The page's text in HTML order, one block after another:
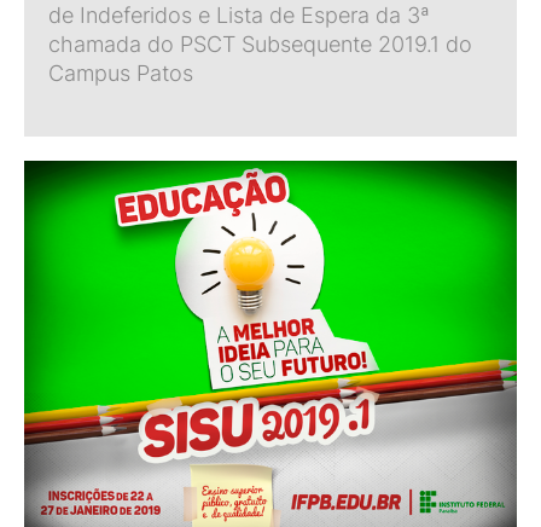
de Indeferidos e Lista de Espera da 3ª
chamada do PSCT Subsequente 2019.1 do
Campus Patos